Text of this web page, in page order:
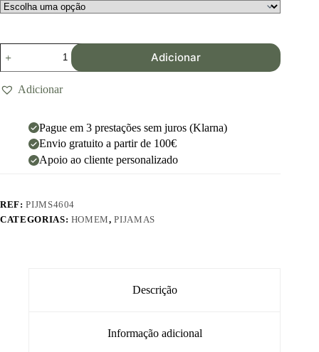
Adicionar
Adicionar
Pague em 3 prestações sem juros (Klarna)
Envio gratuito a partir de 100€
Apoio ao cliente personalizado
REF:PIJMS4604
CATEGORIAS: HOMEM,PIJAMAS
Descrição
Informação adicional